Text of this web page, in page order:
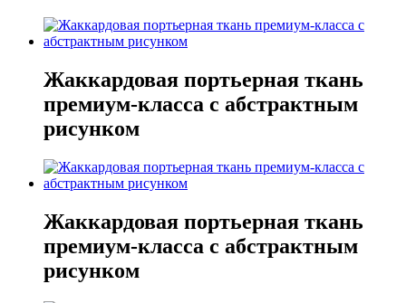
Жаккардовая портьерная ткань
премиум-класса с абстрактным
рисунком
Жаккардовая портьерная ткань
премиум-класса с абстрактным
рисунком